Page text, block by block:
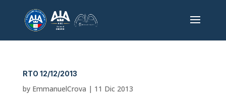
RTO 12/12/2013
by EmmanuelCrova | 11 Dic 2013